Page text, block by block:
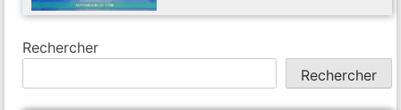
Rechercher
Rechercher